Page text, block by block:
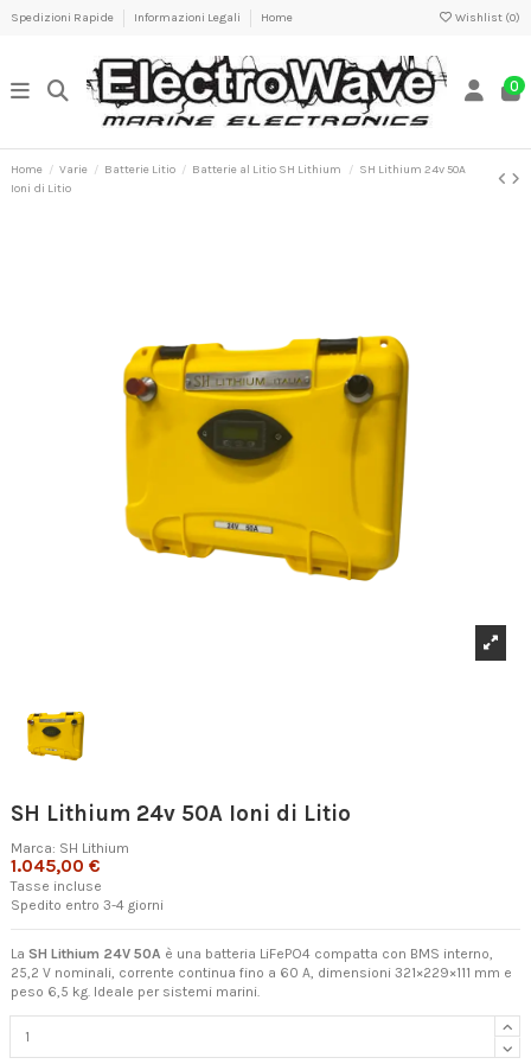
Spedizioni Rapide Informazioni Legali Home Wishlist (0)
0
Home Varie Batterie Litio Batterie al Litio SH Lithium
SH Lithium 24v 50A
Ioni di Litio
SH Lithium 24v 50A Ioni di Litio
Marca: SH Lithium
1.045,00 €
Tasse incluse
Spedito entro 3-4 giorni
La SH Lithium 24V 50A è una batteria LiFePO4 compatta con BMS interno,
25,2 V nominali, corrente continua fino a 60 A, dimensioni 321×229×111 mm e
peso 6,5 kg. Ideale per sistemi marini.